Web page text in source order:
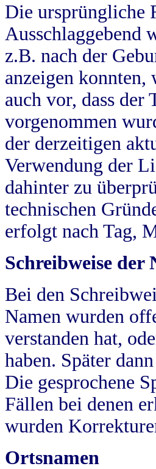
Die ursprüngliche
Ausschlaggebend
z.B. nach der
anzeigen konnten,
auch vor, dass
vorgenommen
der derzeitigen
Verwendung der
dahinter zu
technischen
erfolgt nach Tag,
Schreibweise der
Bei den
Namen wurden
verstanden hat,
haben. Später
Die gesprochene
Fällen bei denen
wurden
Ortsnamen